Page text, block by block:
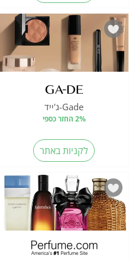
Gade-ג'ייד
2% החזר כספי
לקניות באתר